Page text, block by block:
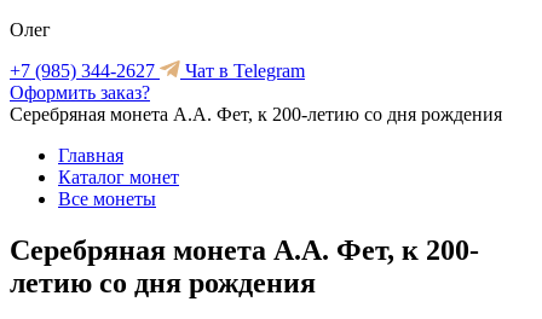
Олег
+7 (985) 344-2627
Чат в Telegram
Оформить заказ?
Серебряная монета А.А. Фет, к 200-летию со дня рождения
Главная
Каталог монет
Все монеты
Серебряная монета А.А. Фет, к 200-
летию со дня рождения